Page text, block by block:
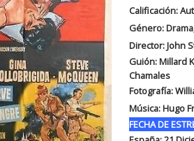
Calificación:
Género:
Director: John
Guión: Millard
Chamales
Fotografía:
Música: Hugo
FECHA DE